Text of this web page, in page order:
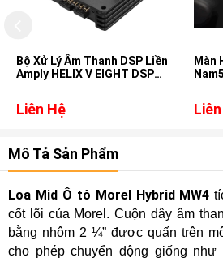
Bộ Xử Lý Âm Thanh DSP Liền
Amply HELIX V EIGHT DSP
Liên Hệ
Màn
Mô Tả Sản Phẩm
Loa Mid Ô tô Morel Hybrid MW4
cốt lõi của Morel. Cuộn dây âm
bằng nhôm 2 ¼” được quấn trên
cho phép chuyển động giống như